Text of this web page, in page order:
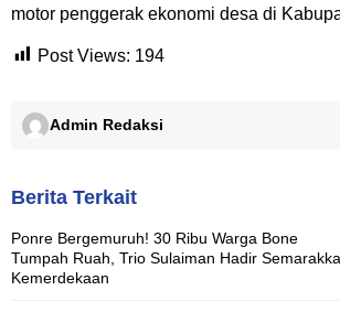
motor penggerak ekonomi desa di
Post Views: 194
Admin Redaksi
Berita Terkait
Ponre Bergemuruh! 30 Ribu Warga Bone
Tumpah Ruah, Trio Sulaiman Hadir
Kemerdekaan